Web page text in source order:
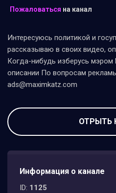
Пожаловаться на канал
Интересуюсь политикой и
рассказываю в своих видео,
Когда-нибудь изберусь
описании По вопросам
ads@maximkatz.com
ОТРЫТЬ
Информация о канале
ID: 1125